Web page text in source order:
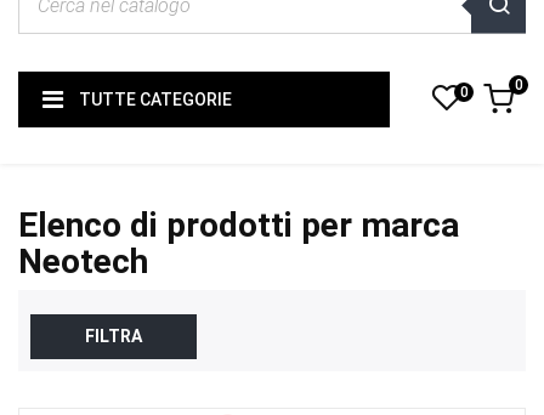
TUTTE CATEGORIE 0 0
Elenco di prodotti per marca
Neotech
FILTRA